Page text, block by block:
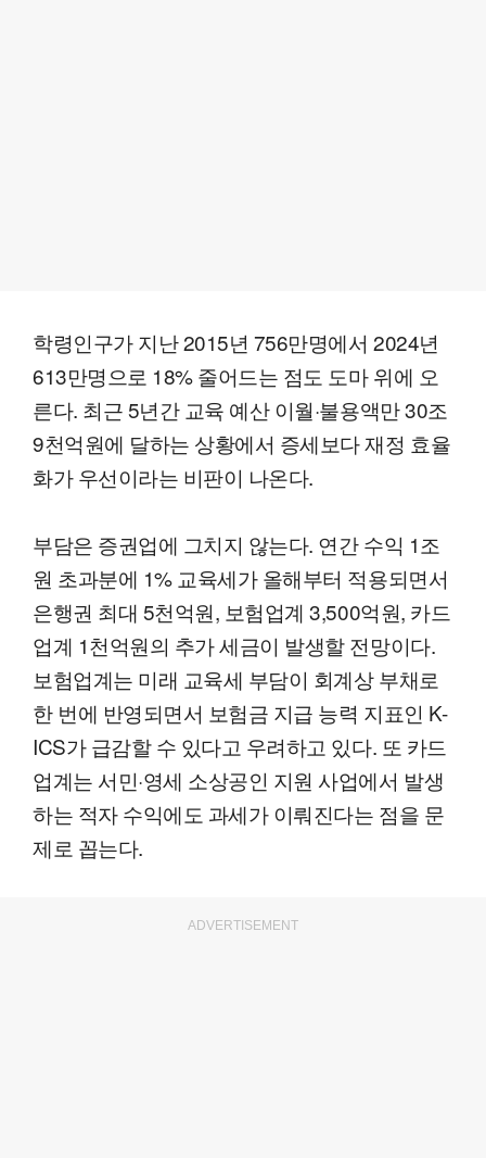
학령인구가 지난 2015년 756만명에서 2024년
613만명으로 18% 줄어드는 점도 도마 위에 오
른다. 최근 5년간 교육 예산 이월·불용액만 30조
9천억원에 달하는 상황에서 증세보다 재정 효율
화가 우선이라는 비판이 나온다.
부담은 증권업에 그치지 않는다. 연간 수익 1조
원 초과분에 1% 교육세가 올해부터 적용되면서
은행권 최대 5천억원, 보험업계 3,500억원, 카드
업계 1천억원의 추가 세금이 발생할 전망이다.
보험업계는 미래 교육세 부담이 회계상 부채로
한 번에 반영되면서 보험금 지급 능력 지표인 K-
ICS가 급감할 수 있다고 우려하고 있다. 또 카드
업계는 서민·영세 소상공인 지원 사업에서 발생
하는 적자 수익에도 과세가 이뤄진다는 점을 문
제로 꼽는다.
ADVERTISEMENT